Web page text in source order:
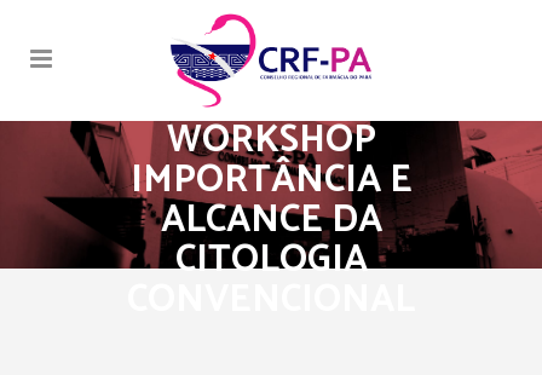
WORKSHOP
IMPORTÂNCIA E
ALCANCE DA
CITOLOGIA